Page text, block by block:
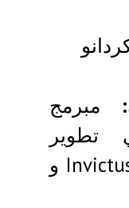
مبرمج
تطوير
مشاريع Invictus Innovations و